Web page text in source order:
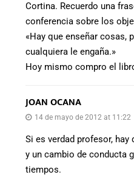
Cortina. Recuerdo una
conferencia sobre los
«Hay que enseñar cosas,
cualquiera le engaña.»
Hoy mismo compro el
JOAN OCANA
14 de mayo de 2012 at 11:22
Si es verdad profesor, hay
y un cambio de conducta
tiempos.